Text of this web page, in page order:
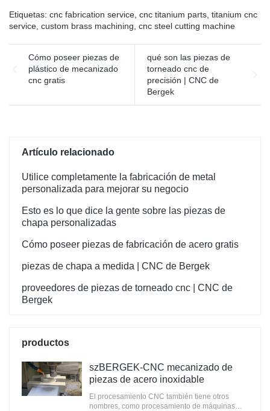
Etiquetas: cnc fabrication service, cnc titanium parts, titanium cnc
service, custom brass machining, cnc steel cutting machine
Cómo poseer piezas de
plástico de mecanizado
cnc gratis
qué son las piezas de
torneado cnc de
precisión | CNC de
Bergek
Artículo relacionado
Utilice completamente la fabricación de metal
personalizada para mejorar su negocio
Esto es lo que dice la gente sobre las piezas de
chapa personalizadas
Cómo poseer piezas de fabricación de acero gratis
piezas de chapa a medida | CNC de Bergek
proveedores de piezas de torneado cnc | CNC de
Bergek
productos
szBERGEK-CNC mecanizado de
piezas de acero inoxidable
El procesamiento CNC también tiene otros
nombres, como procesamiento de máquinas